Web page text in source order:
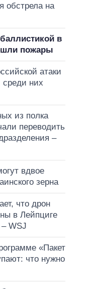
обстрела на
в
пожары
атаки
среди них
из полка
переводить
–
вдвое
зерна
что дрон
в Лейпциге
WSJ
«Пакет
что нужно